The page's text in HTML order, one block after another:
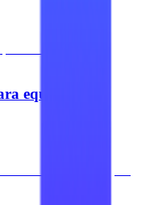
equipos